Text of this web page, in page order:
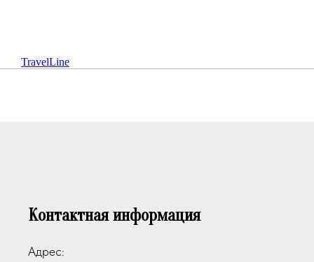
TravelLine
Контактная информация
Адрес: